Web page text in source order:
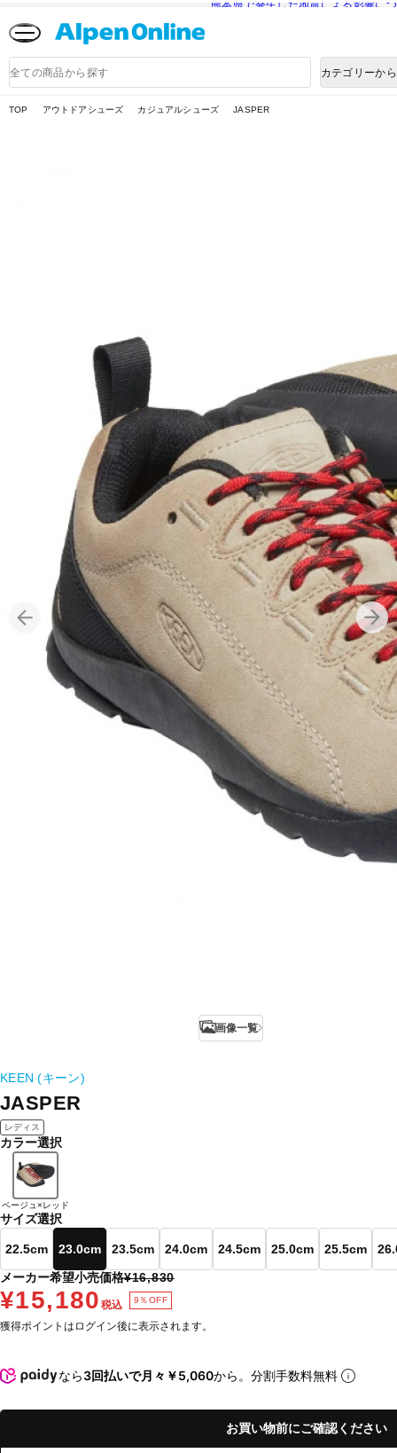
熊本県で発生した地震による影響に
品
検
カテゴリーか
TOP アウトドアシューズ カジュアルシューズ JASPER
画像一覧
KEEN (キーン)
JASPER
レディス
カラー選択
ベージュ×レッド
サイズ選択
22.5cm 23.0cm 23.5cm 24.0cm 24.5cm 25.0cm 25.5cm
メーカー希望小売価格¥16,830
¥15,180 税込 9％OFF
獲得ポイントはログイン後に表示されます。
なら3回払いで月々￥5,060から。分割手数料無料
お買い物前にご確認ください